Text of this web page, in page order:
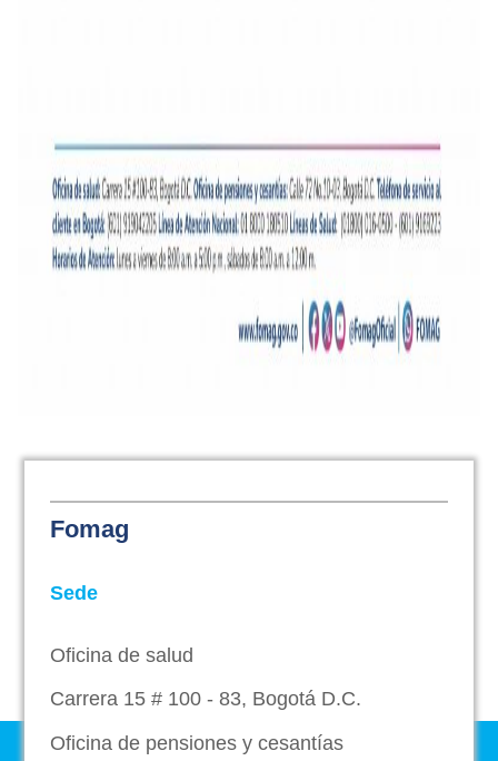
Fomag
Sede
Oficina de salud
Carrera 15 # 100 - 83, Bogotá D.C.
Oficina de pensiones y cesantías